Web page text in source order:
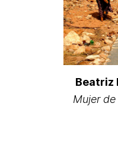
Beatriz
Mujer de